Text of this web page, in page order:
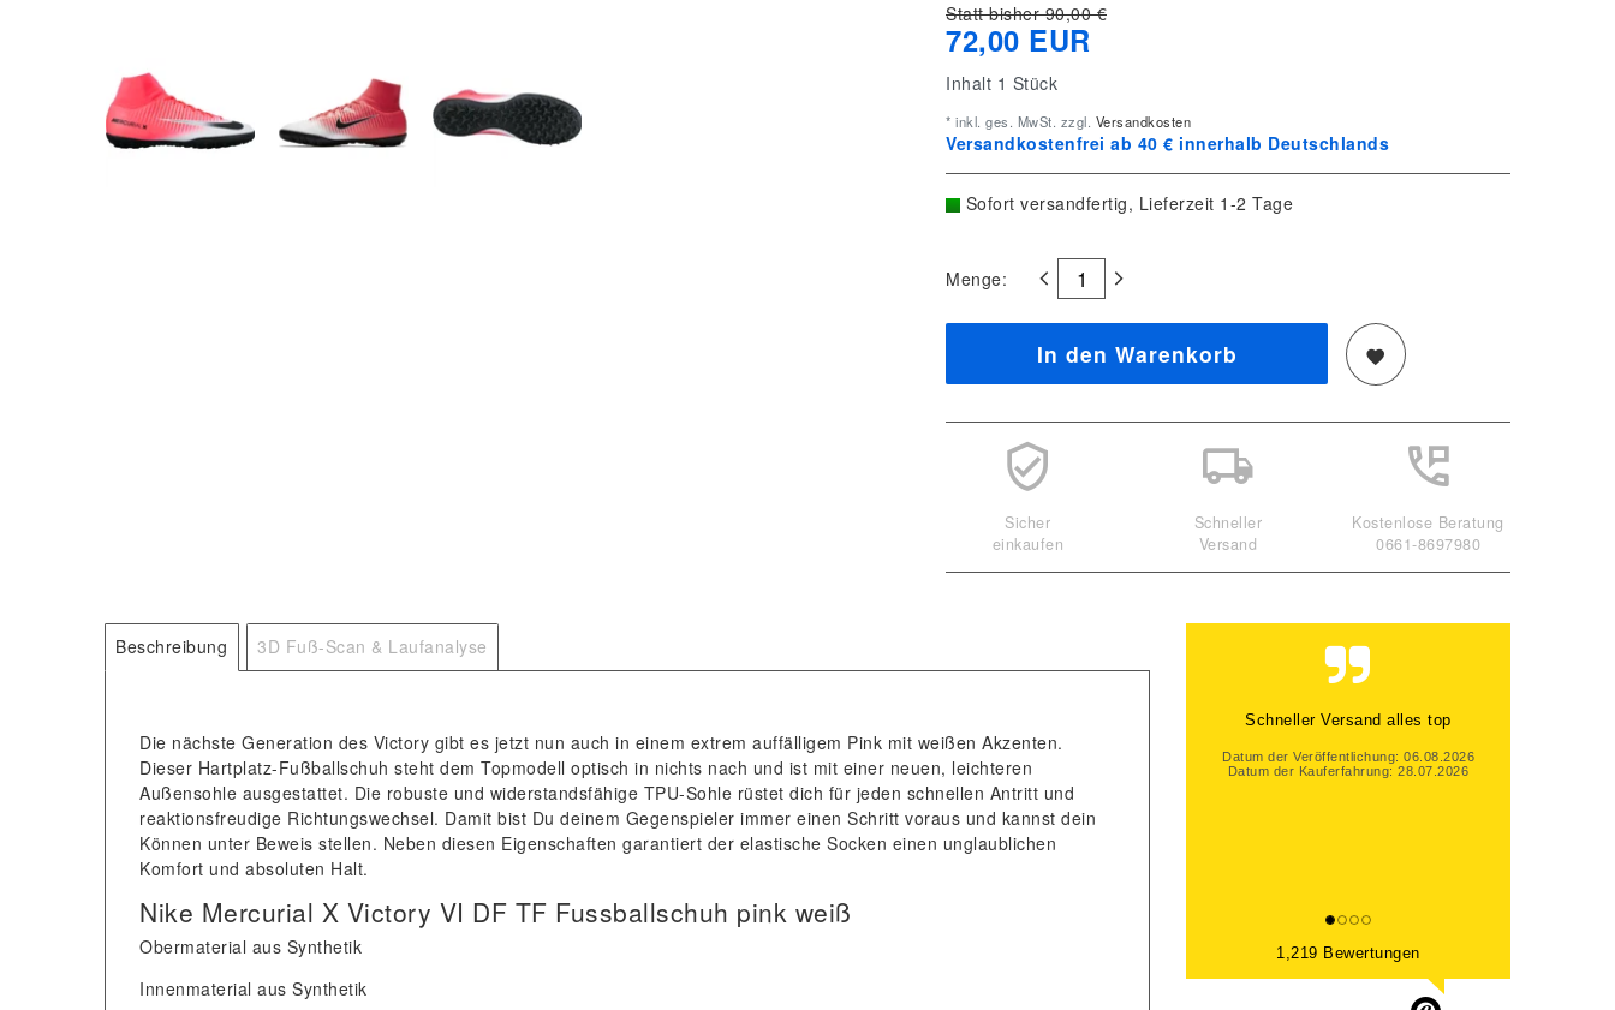
Statt bisher 90,00 €
72,00 EUR
Inhalt 1 Stück
* inkl. ges. MwSt. zzgl. Versandkosten
Versandkostenfrei ab 40 € innerhalb Deutschlands
Sofort versandfertig, Lieferzeit 1-2 Tage
Menge:
In den Warenkorb
Sicher
einkaufen
Schneller
Versand
Kostenlose Beratung
0661-8697980
Beschreibung 3D Fuß-Scan & Laufanalyse
Die nächste Generation des Victory gibt es jetzt nun auch in einem extrem auffälligem Pink mit weißen Akzenten.
Dieser Hartplatz-Fußballschuh steht dem Topmodell optisch in nichts nach und ist mit einer neuen, leichteren
Außensohle ausgestattet. Die robuste und widerstandsfähige TPU-Sohle rüstet dich für jeden schnellen Antritt und
reaktionsfreudige Richtungswechsel. Damit bist Du deinem Gegenspieler immer einen Schritt voraus und kannst dein
Können unter Beweis stellen. Neben diesen Eigenschaften garantiert der elastische Socken einen unglaublichen
Komfort und absoluten Halt.
Nike Mercurial X Victory VI DF TF Fussballschuh pink weiß
Obermaterial aus Synthetik
Innenmaterial aus Synthetik
Schneller Versand alles top
Datum der Veröffentlichung: 06.08.2026
Datum der Kauferfahrung: 28.07.2026
1,219 Bewertungen